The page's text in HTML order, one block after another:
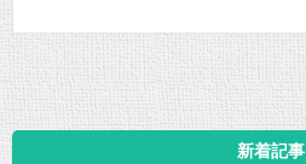
新着記事